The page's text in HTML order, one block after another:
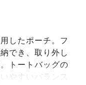
したポーチ。フ
でき、取り外し
トートバッグの
やすいバランス